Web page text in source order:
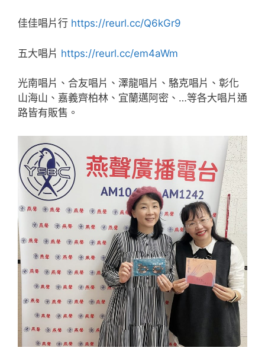
佳佳唱片行 https://reurl.cc/Q6kGr9
五大唱片 https://reurl.cc/em4aWm
光南唱片、合友唱片、澤龍唱片、駱克唱片、彰化
山海山、嘉義齊柏林、宜蘭邁阿密、…等各大唱片通
路皆有販售。